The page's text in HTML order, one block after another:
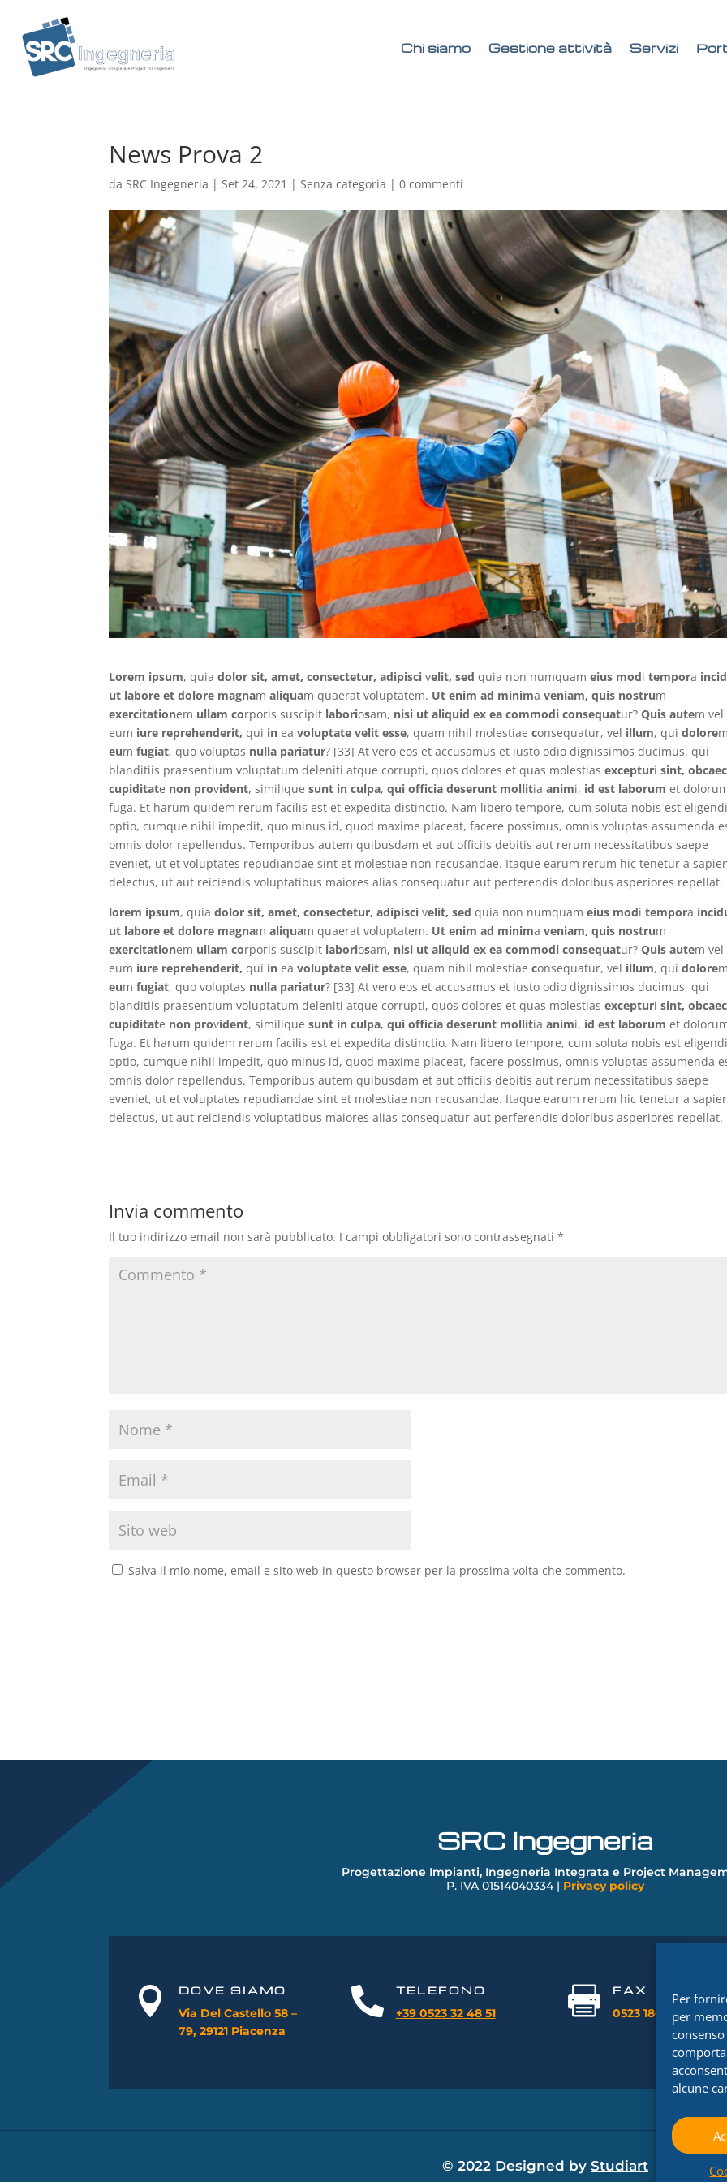
Per
per
alcune
Chi siamo Gestione attività Servizi
News Prova 2
daSRC Ingegneria |Set 24, 2021 |Senza categoria |0 commenti
Lorem ipsum, quiadolor sit, amet, consectetur, adipisci velit, sed quia non numquameius moditempora
ut labore et dolore magnamaliquam quaerat voluptatem. Ut enim ad minimaveniam, quis nostrum
exercitationem ullam corporis suscipit laboriosam, nisi ut aliquid ex ea commodi consequatur?Quis autem vel
eum iure reprehenderit, qui in eavoluptate velit esse, quam nihil molestiaeconsequatur, vel illum, quidolore
eumfugiat, quo voluptas nulla pariatur? [33] At vero eos et accusamus et iusto odio dignissimos ducimus, qui
blanditiis praesentium voluptatum deleniti atque corrupti, quos dolores et quas molestiasexcepturisint,
cupiditate non provident, similiquesunt in culpa,qui officia deserunt mollitiaanimi, id est laborum et
fuga. Et harum quidem rerum facilis est et expedita distinctio. Nam libero tempore, cum soluta nobis est
optio, cumque nihil impedit, quo minus id, quod maxime placeat, facere possimus, omnis voluptas assumenda
omnis dolor repellendus. Temporibus autem quibusdam et aut officiis debitis aut rerum necessitatibus saepe
eveniet, ut et voluptates repudiandae sint et molestiae non recusandae. Itaque earum rerum hic tenetur a
delectus, ut aut reiciendis voluptatibus maiores alias consequatur aut perferendis doloribus asperiores repellat.
lorem ipsum, quiadolor sit, amet, consectetur, adipisci velit, sed quia non numquameius moditempora
ut labore et dolore magnamaliquam quaerat voluptatem. Ut enim ad minimaveniam, quis nostrum
exercitationem ullam corporis suscipit laboriosam, nisi ut aliquid ex ea commodi consequatur?Quis autem vel
eum iure reprehenderit, qui in eavoluptate velit esse, quam nihil molestiaeconsequatur, vel illum, quidolore
eumfugiat, quo voluptas nulla pariatur? [33] At vero eos et accusamus et iusto odio dignissimos ducimus, qui
blanditiis praesentium voluptatum deleniti atque corrupti, quos dolores et quas molestiasexcepturisint,
cupiditate non provident, similiquesunt in culpa,qui officia deserunt mollitiaanimi, id est laborum et
fuga. Et harum quidem rerum facilis est et expedita distinctio. Nam libero tempore, cum soluta nobis est
optio, cumque nihil impedit, quo minus id, quod maxime placeat, facere possimus, omnis voluptas assumenda
omnis dolor repellendus. Temporibus autem quibusdam et aut officiis debitis aut rerum necessitatibus saepe
eveniet, ut et voluptates repudiandae sint et molestiae non recusandae. Itaque earum rerum hic tenetur a
delectus, ut aut reiciendis voluptatibus maiores alias consequatur aut perferendis doloribus asperiores repellat.
Invia commento
Il tuo indirizzo email non sarà pubblicato. I campi obbligatori sono contrassegnati*
Salva il mio nome, email e sito web in questo browser per la prossima volta che commento.
SRC Ingegneria
Progettazione Impianti, Ingegneria Integrata e Project
P. IVA 01514040334 | Privacy policy
 DOVE SIAMO
Via Del Castello 58 –
79, 29121 Piacenza
 TELEFONO
+39 0523 324851  FAX
0523 1860416
© 2022 Designed by Studiart